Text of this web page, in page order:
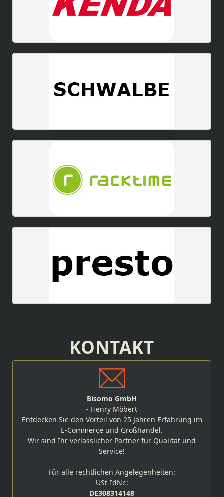
KONTAKT
Bisomo GmbH
- Henry Möbert
Entdecken Sie den Vorteil von 25 Jahren Erfahrung im
E-Commerce und Großhandel.
Wir sind Ihr verlässlicher Partner für Qualität und
Service!
Für alle rechtlichen Angelegenheiten:
USt-IdNr.:
DE308314148